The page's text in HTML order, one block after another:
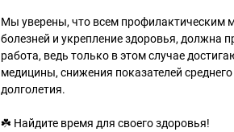
Мы уверены, что всем профилактическим
болезней и укрепление здоровья, должна
работа, ведь только в этом случае
медицины, снижения показателей
долголетия.
☘️ Найдите время для своего здоровья!